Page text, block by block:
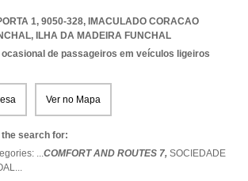
1, 9050-328, IMACULADO CORACAO
, ILHA DA MADEIRA FUNCHAL
de passageiros em veículos ligeiros
Ver no Mapa
the search for:
...COMFORT AND ROUTES 7, SOCIEDADE
...